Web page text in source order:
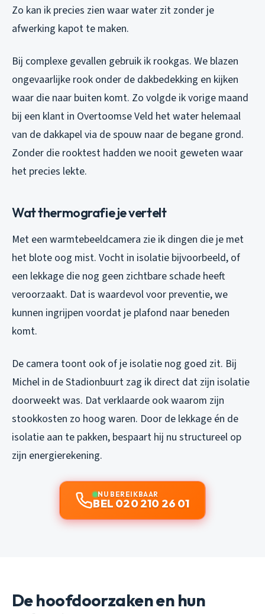
Zo kan ik precies zien waar water zit zonder je
afwerking kapot te maken.
Bij complexe gevallen gebruik ik rookgas. We blazen
ongevaarlijke rook onder de dakbedekking en kijken
waar die naar buiten komt. Zo volgde ik vorige maand
bij een klant in Overtoomse Veld het water helemaal
van de dakkapel via de spouw naar de begane grond.
Zonder die rooktest hadden we nooit geweten waar
het precies lekte.
Wat thermografie je vertelt
Met een warmtebeeldcamera zie ik dingen die je met
het blote oog mist. Vocht in isolatie bijvoorbeeld, of
een lekkage die nog geen zichtbare schade heeft
veroorzaakt. Dat is waardevol voor preventie, we
kunnen ingrijpen voordat je plafond naar beneden
komt.
De camera toont ook of je isolatie nog goed zit. Bij
Michel in de Stadionbuurt zag ik direct dat zijn isolatie
doorweekt was. Dat verklaarde ook waarom zijn
stookkosten zo hoog waren. Door de lekkage én de
isolatie aan te pakken, bespaart hij nu structureel op
zijn energierekening.
NU BEREIKBAAR
BEL 020 210 26 01
De hoofdoorzaken en hun